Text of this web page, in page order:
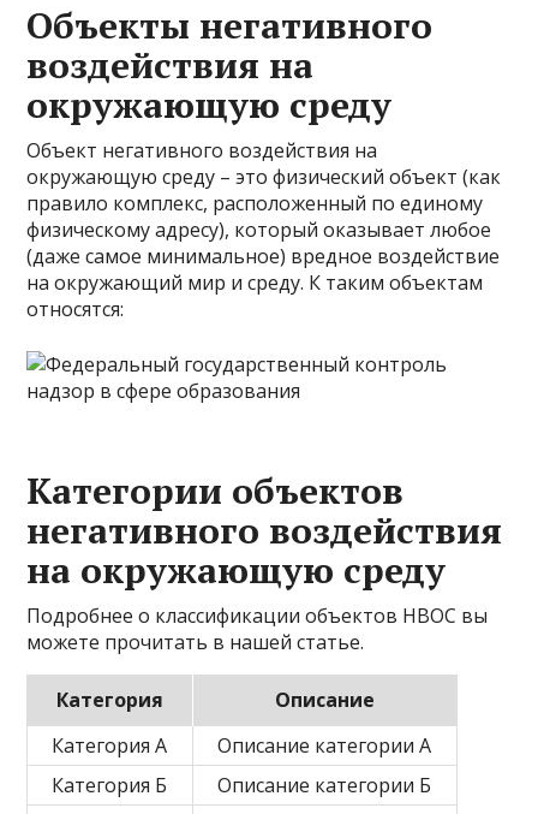
Объекты негативного
воздействия на
окружающую среду
Объект негативного воздействия на
окружающую среду – это физический объект (как
правило комплекс, расположенный по единому
физическому адресу), который оказывает любое
(даже самое минимальное) вредное воздействие
на окружающий мир и среду. К таким объектам
относятся:
Категории объектов
негативного воздействия
на окружающую среду
Подробнее о классификации объектов НВОС вы
можете прочитать в нашей статье.
Категория
Описание
Категория А
Описание категории А
Категория Б
Описание категории Б